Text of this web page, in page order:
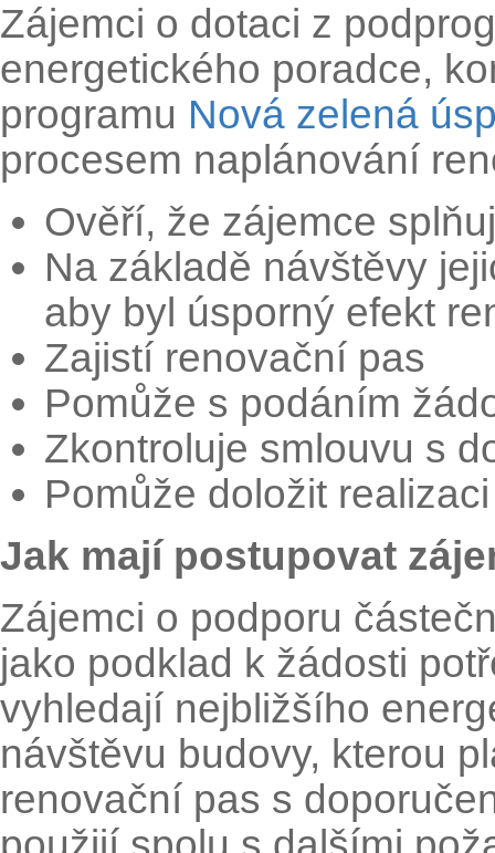
Zájemci o dotaci z
energetického poradce,
programu Nová zelená
procesem naplánování
Ověří, že zájemce
Na základě návštěvy
aby byl úsporný efekt
Zajistí renovační pas
Pomůže s podáním
Zkontroluje smlouvu s
Pomůže doložit
Jak mají postupovat
Zájemci o podporu
jako podklad k žádosti
vyhledají nejbližšího
návštěvu budovy, kterou
renovační pas s